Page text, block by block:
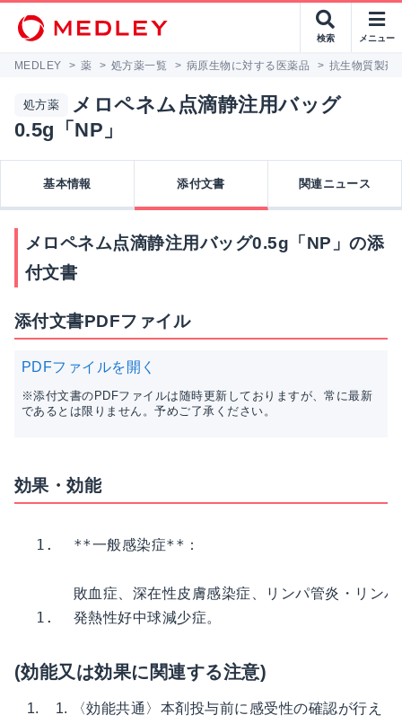
検索 メニュー
MEDLEY > 薬 > 処方薬一覧 > 病原生物に対する医薬品 > 抗生物質製剤
処方薬
メロペネム点滴静注用バッグ
0.5g「NP」
基本情報 添付文書 関連ニュース
メロペネム点滴静注用バッグ0.5g「NP」の添
付文書
添付文書PDFファイル
PDFファイルを開く
※添付文書のPDFファイルは随時更新しておりますが、常に最新
であるとは限りません。予めご了承ください。
効果・効能
1.  **一般感染症**：
敗血症、深在性皮膚感染症、リンパ管炎・リン
(効能又は効果に関連する注意)
〈効能共通〉本剤投与前に感受性の確認が行え